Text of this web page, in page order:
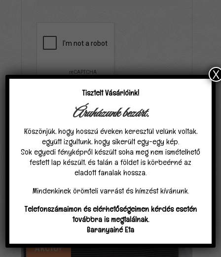
Elfogadom, hogy a carpathiagobelin.hu tárolja
és kezeli adataimat azAdatvédelmi
nyilatkozatban találhatóak szerint.*
Kapcsolódó termékek
Akció!
Tisztelt Vásárlóink!
Áruházunk bezárt.
Köszönjük, hogy hosszú éveken keresztül velünk voltak,
együtt izgultunk, hogy sikerült egy-egy kép.
Sok egyedi fényképről készült soha meg nem ismételhető
festett lap készült, és talán a földet is körbeérné az
eladott fanalak hossza.
Mindenkinek örömteli varrást és hímzést kívánunk.
Telefonszámaimon és elérhetőségeimen kérdés esetén
továbbra is megtalálnak.
Baranyainé Eta
X